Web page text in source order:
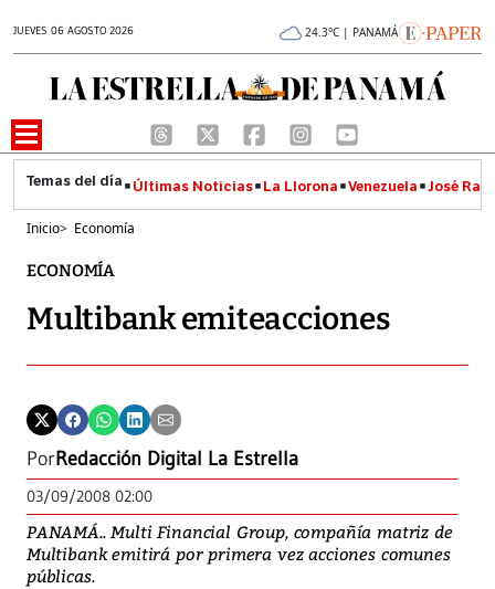
JUEVES 06 AGOSTO 2026 24.3°C | PANAMÁ
Últimas Noticias La Llorona Venezuela José
Inicio> Economía
ECONOMÍA
Multibank emiteacciones
PorRedacción Digital La Estrella
03/09/2008 02:00
PANAMÁ.. Multi Financial Group, compañía matriz de
Multibank emitirá por primera vez acciones comunes
públicas.